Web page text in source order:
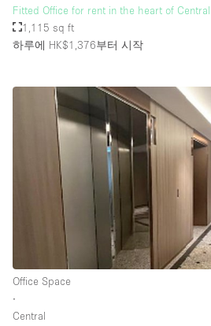
Fitted Office for rent in the heart of Central
1,115 sq ft
하루에 HK$1,376부터 시작
Office Space
∙
Central